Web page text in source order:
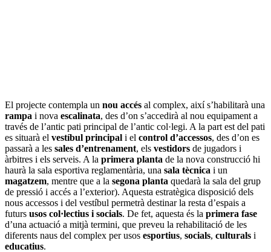
El projecte contempla un nou accés al complex, així s’habilitarà una
rampa i nova escalinata, des d’on s’accedirà al nou equipament a
través de l’antic pati principal de l’antic col·legi. A la part est del pati
es situarà el vestíbul principal i el control d’accessos, des d’on es
passarà a les sales d’entrenament, els vestidors de jugadors i
àrbitres i els serveis. A la primera planta de la nova construcció hi
haurà la sala esportiva reglamentària, una sala tècnica i un
magatzem, mentre que a la segona planta quedarà la sala del grup
de pressió i accés a l’exterior). Aquesta estratègica disposició dels
nous accessos i del vestíbul permetrà destinar la resta d’espais a
futurs usos col·lectius i socials. De fet, aquesta és la primera fase
d’una actuació a mitjà termini, que preveu la rehabilitació de les
diferents naus del complex per usos esportius, socials, culturals i
educatius.